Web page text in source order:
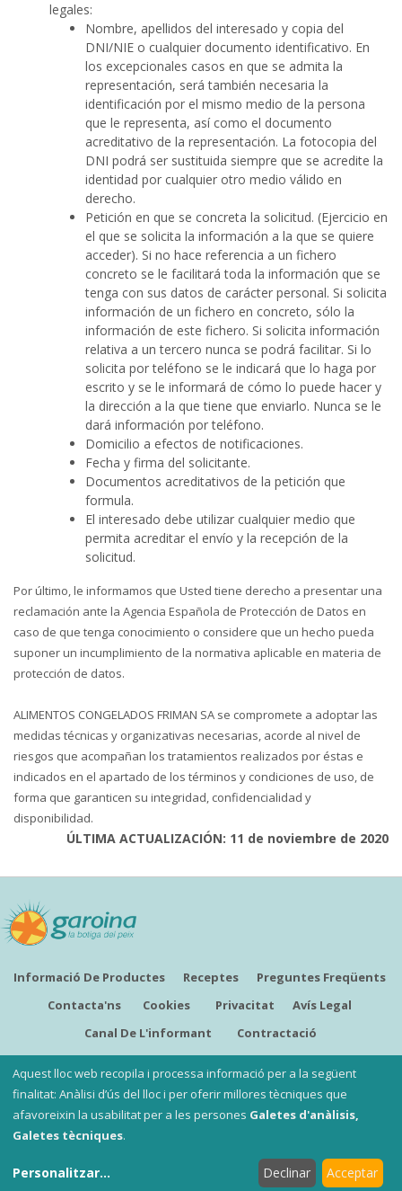
legales:
Nombre, apellidos del interesado y copia del
DNI/NIE o cualquier documento identificativo. En
los excepcionales casos en que se admita la
representación, será también necesaria la
identificación por el mismo medio de la persona
que le representa, así como el documento
acreditativo de la representación. La fotocopia del
DNI podrá ser sustituida siempre que se acredite la
identidad por cualquier otro medio válido en
derecho.
Petición en que se concreta la solicitud. (Ejercicio en
el que se solicita la información a la que se quiere
acceder). Si no hace referencia a un fichero
concreto se le facilitará toda la información que se
tenga con sus datos de carácter personal. Si solicita
información de un fichero en concreto, sólo la
información de este fichero. Si solicita información
relativa a un tercero nunca se podrá facilitar. Si lo
solicita por teléfono se le indicará que lo haga por
escrito y se le informará de cómo lo puede hacer y
la dirección a la que tiene que enviarlo. Nunca se le
dará información por teléfono.
Domicilio a efectos de notificaciones.
Fecha y firma del solicitante.
Documentos acreditativos de la petición que
formula.
El interesado debe utilizar cualquier medio que
permita acreditar el envío y la recepción de la
solicitud.
Por último, le informamos que Usted tiene derecho a presentar una
reclamación ante la Agencia Española de Protección de Datos en
caso de que tenga conocimiento o considere que un hecho pueda
suponer un incumplimiento de la normativa aplicable en materia de
protección de datos.
ALIMENTOS CONGELADOS FRIMAN SA se compromete a adoptar las
medidas técnicas y organizativas necesarias, acorde al nivel de
riesgos que acompañan los tratamientos realizados por éstas e
indicados en el apartado de los términos y condiciones de uso, de
forma que garanticen su integridad, confidencialidad y
disponibilidad.
ÚLTIMA ACTUALIZACIÓN: 11 de noviembre de 2020
Informació De Productes Receptes
Preguntes Freqüents
Contacta'ns
Cookies Privacitat
Avís Legal
Canal De L'informant
Contractació
Copyright © Garoina, la botiga del peix
Garoina Sant FruitósiGaroina
Aquest lloc web recopila i processa informació per a la següent
finalitat: Anàlisi d’ús del lloc i per oferir millores tècniques que
afavoreixin la usabilitat per a les persones Galetes d'anàlisis,
Galetes tècniques.
Personalitzar... Declinar Acceptar